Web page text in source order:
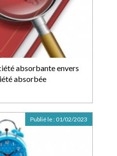
absorbante envers
absorbée
Publié le : 01/02/2023